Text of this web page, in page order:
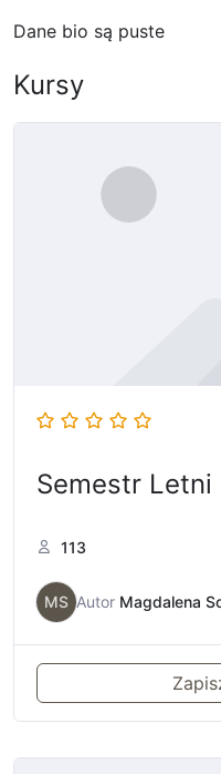
Dane bio są puste
Kursy
Semestr Letni
113
MS Autor Magdalena